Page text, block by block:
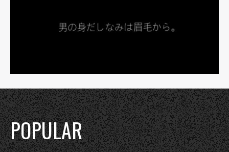
POPULAR